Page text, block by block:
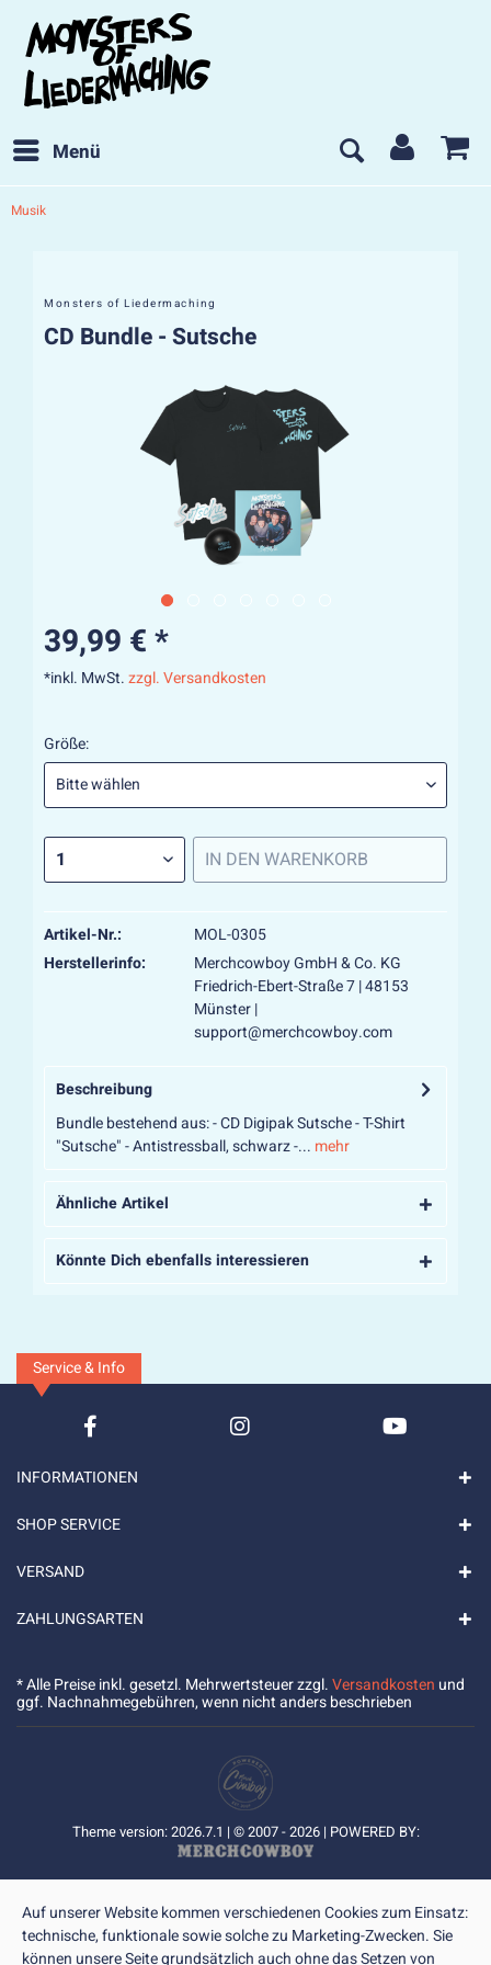
Menü
Musik
Monsters of Liedermaching
CD Bundle - Sutsche
39,99 € *
*inkl. MwSt.zzgl. Versandkosten
Größe:
IN DEN WARENKORB
Artikel-Nr.:
MOL-0305
Herstellerinfo:
Merchcowboy GmbH & Co. KG
Friedrich-Ebert-Straße 7 | 48153
Münster |
support@merchcowboy.com
Beschreibung
Bundle bestehend aus: - CD Digipak Sutsche - T-Shirt
"Sutsche" - Antistressball, schwarz -... mehr
Ähnliche Artikel
Könnte Dich ebenfalls interessieren
Service & Info
INFORMATIONEN
SHOP SERVICE
VERSAND
ZAHLUNGSARTEN
* Alle Preise inkl. gesetzl. Mehrwertsteuer zzgl.Versandkosten und
ggf. Nachnahmegebühren, wenn nicht anders beschrieben
Theme version: 2026.7.1 | © 2007 - 2026 | POWERED BY:
Auf unserer Website kommen verschiedenen Cookies zum Einsatz:
technische, funktionale sowie solche zu Marketing-Zwecken. Sie
können unsere Seite grundsätzlich auch ohne das Setzen von